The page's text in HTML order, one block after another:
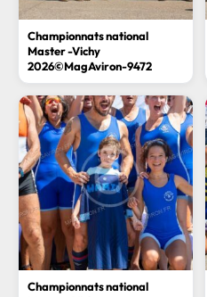
Championnats national
Master -Vichy
2026©MagAviron-9472
Championnats national